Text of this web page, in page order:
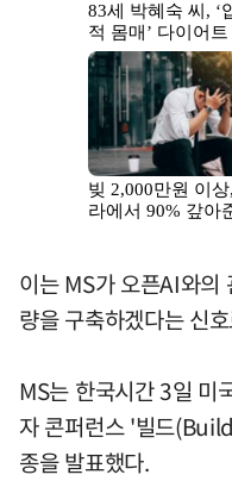
이는 MS가 오픈AI와의
량을 구축하겠다는 신
MS는 한국시간 3일 미
자 콘퍼런스 '빌드
종을 발표했다.